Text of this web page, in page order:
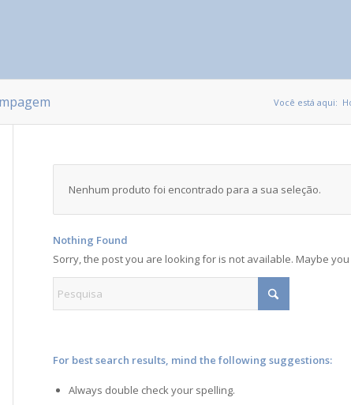
Você está aqui:
Nenhum produto foi encontrado para a sua seleção.
Nothing Found
Sorry, the post you are looking for is not available. Maybe
For best search results, mind the following suggestions:
Always double check your spelling.